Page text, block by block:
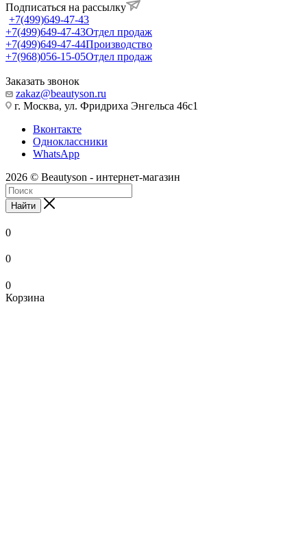
Подписаться на рассылку
+7(499)649-47-43
+7(499)649-47-43Отдел продаж
+7(499)649-47-44Производство
+7(968)056-15-05Отдел продаж
Заказать звонок
zakaz@beautyson.ru
г. Москва, ул. Фридриха Энгельса 46с1
Вконтакте
Одноклассники
WhatsApp
2026 © Beautyson - интернет-магазин
Найти
0
0
0
Корзина